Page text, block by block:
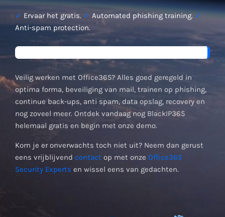
✓ Ervaar het gratis. ✓ Automated phishing training. ✓
Anti-spam protection.
Veilig werken met Office365? Alles goed geregeld in
optima forma, beveiliging van mail, trainen op phishing,
continue back-ups, anti spam, data opslag, recovery en
nog zoveel meer. Ontdek vandaag nog BlackIP365
helemaal gratis en begin met onze demo.
Kom je er onverwachts toch niet uit? Neem dan gerust
eens vrijblijvend contact op met onze Office365
Security Experts en wissel eens van gedachten.